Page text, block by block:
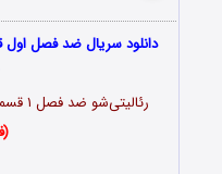
رئالیتی‌شو ضد فصل ۱ قسمت یازدهم با اجرای مجید واشقانی